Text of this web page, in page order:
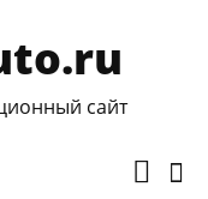
сайт